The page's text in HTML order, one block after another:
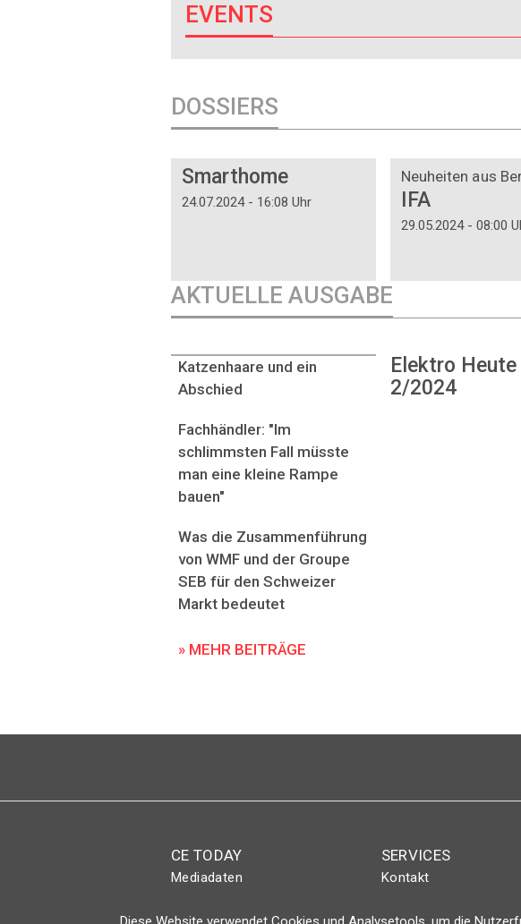
EVENTS
DOSSIERS
Smarthome
24.07.2024 - 16:08 Uhr
Neuheiten aus
IFA
29.05.2024 - 08:00
AKTUELLE AUSGABE
Elektro Heute
2/2024
Katzenhaare und ein
Abschied
Fachhändler: "Im
schlimmsten Fall müsste
man eine kleine Rampe
bauen"
Was die Zusammenführung
von WMF und der Groupe
SEB für den Schweizer
Markt bedeutet
» MEHR BEITRÄGE
CE TODAY
Mediadaten
SERVICES
Kontakt